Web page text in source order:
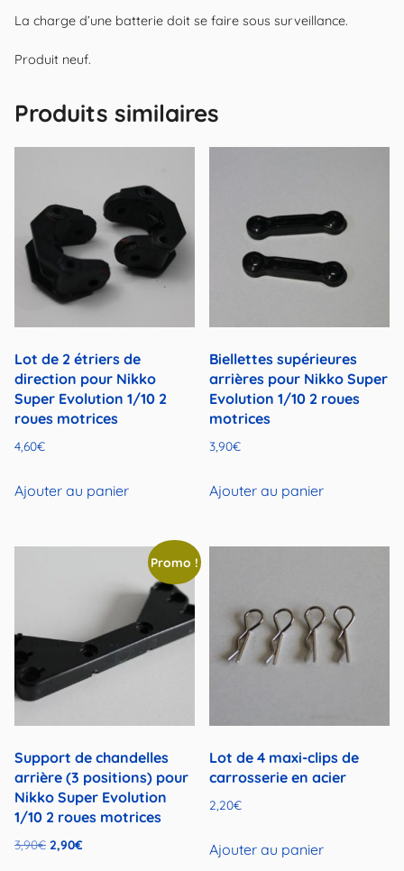
La charge d’une batterie doit se faire sous surveillance.
Produit neuf.
Produits similaires
Lot de 2 étriers de
direction pour Nikko
Super Evolution 1/10 2
roues motrices
4,60€
Ajouter au panier
Biellettes supérieures
arrières pour Nikko Super
Evolution 1/10 2 roues
motrices
3,90€
Ajouter au panier
Promo !
Support de chandelles
arrière (3 positions) pour
Nikko Super Evolution
1/10 2 roues motrices
3,90€ Le
2,90€Le
Lot de 4 maxi-clips de
carrosserie en acier
2,20€
Ajouter au panier